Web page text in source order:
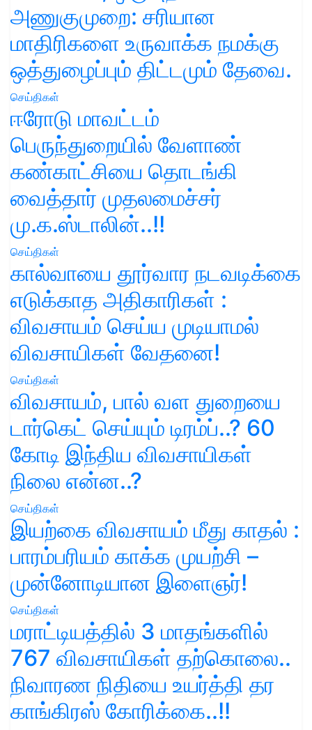
அணுகுமுறை: சரியான
மாதிரிகளை உருவாக்க நமக்கு
ஒத்துழைப்பும் திட்டமும் தேவை.
செய்திகள்
ஈரோடு மாவட்டம்
பெருந்துறையில் வேளாண்
கண்காட்சியை தொடங்கி
வைத்தார் முதலமைச்சர்
மு.க.ஸ்டாலின்..!!
செய்திகள்
கால்வாயை தூர்வார நடவடிக்கை
எடுக்காத அதிகாரிகள் :
விவசாயம் செய்ய முடியாமல்
விவசாயிகள் வேதனை!
செய்திகள்
விவசாயம், பால் வள துறையை
டார்கெட் செய்யும் டிரம்ப்..? 60
கோடி இந்திய விவசாயிகள்
நிலை என்ன..?
செய்திகள்
இயற்கை விவசாயம் மீது காதல் :
பாரம்பரியம் காக்க முயற்சி –
முன்னோடியான இளைஞர்!
செய்திகள்
மராட்டியத்தில் 3 மாதங்களில்
767 விவசாயிகள் தற்கொலை..
நிவாரண நிதியை உயர்த்தி தர
காங்கிரஸ் கோரிக்கை..!!